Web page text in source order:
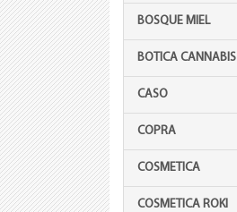
BOSQUE MIEL
BOTICA CANNABIS
CASO
COPRA
COSMETICA
COSMETICA ROKI